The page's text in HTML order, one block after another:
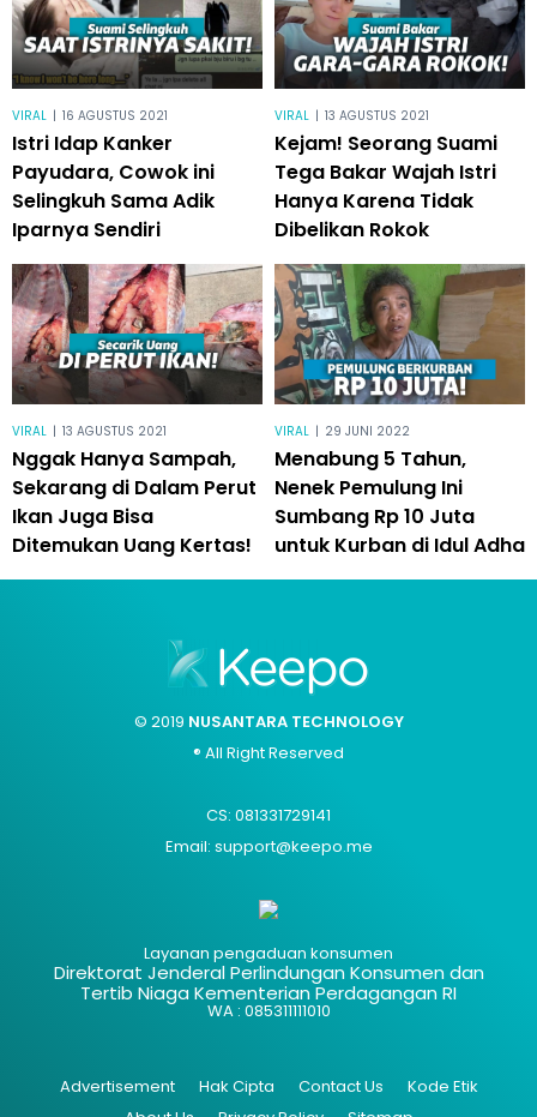
VIRAL | 16 AGUSTUS 2021
Istri Idap Kanker
Payudara, Cowok ini
Selingkuh Sama Adik
Iparnya Sendiri
VIRAL | 13 AGUSTUS 2021
Kejam! Seorang Suami
Tega Bakar Wajah Istri
Hanya Karena Tidak
Dibelikan Rokok
VIRAL | 13 AGUSTUS 2021
Nggak Hanya Sampah,
Sekarang di Dalam Perut
Ikan Juga Bisa
Ditemukan Uang Kertas!
VIRAL | 29 JUNI 2022
Menabung 5 Tahun,
Nenek Pemulung Ini
Sumbang Rp 10 Juta
untuk Kurban di Idul Adha
© 2019 NUSANTARA TECHNOLOGY
® All Right Reserved
CS: 081331729141
Email: support@keepo.me
Layanan pengaduan konsumen
Direktorat Jenderal Perlindungan Konsumen dan
Tertib Niaga Kementerian Perdagangan RI
WA : 085311111010
Advertisement Hak Cipta Contact Us
Kode Etik